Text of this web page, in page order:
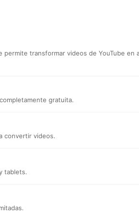
transformar videos de YouTube en
gratuita.
convertir videos.
tablets.